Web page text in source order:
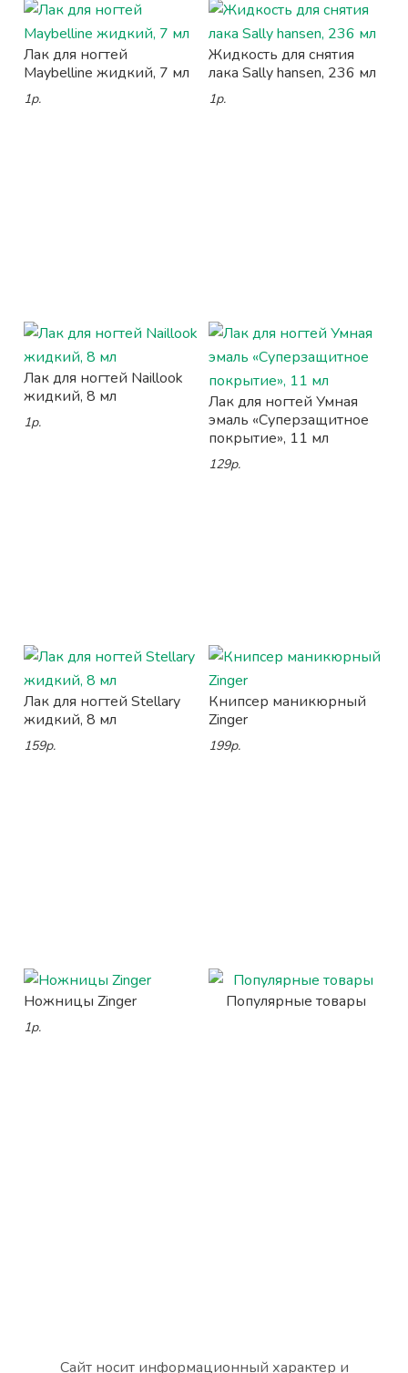
Лак для ногтей
Maybelline жидкий, 7 мл
1р.
Жидкость для снятия
лака Sally hansen, 236 мл
1р.
Лак для ногтей Naillook
жидкий, 8 мл
1р.
Лак для ногтей Умная
эмаль «Суперзащитное
покрытие», 11 мл
129р.
Лак для ногтей Stellary
жидкий, 8 мл
159р.
Книпсер маникюрный
Zinger
199р.
Ножницы Zinger
1р.
Популярные товары
Сайт носит информационный характер и